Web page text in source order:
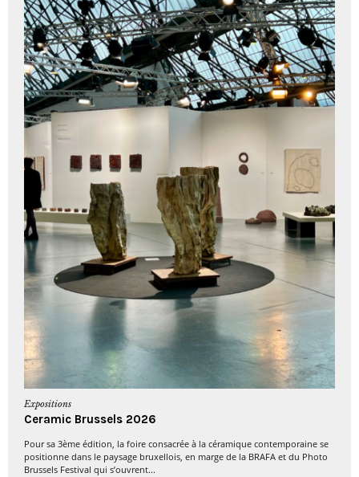
Expositions
Ceramic Brussels 2026
Pour sa 3ème édition, la foire consacrée à la céramique contemporaine se
positionne dans le paysage bruxellois, en marge de la BRAFA et du Photo
Brussels Festival qui s’ouvrent...